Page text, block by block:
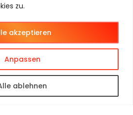
zu.
Anpassen
ablehnen
akzeptieren
Agentur
Magento B2B
Magento B2C
B2B + B2C
Solutions GmbH